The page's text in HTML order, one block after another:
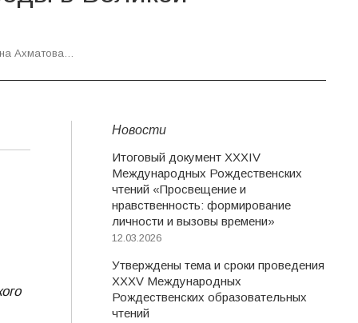
Ахматова…
Новости
Итоговый документ XXХIV
Международных Рождественских
чтений «Просвещение и
нравственность: формирование
личности и вызовы времени»
12.03.2026
Утверждены тема и сроки проведения
XXXV Международных
Рождественских образовательных
чтений